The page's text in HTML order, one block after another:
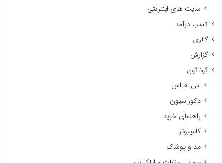
سایت های اینترنتی
کسب درآمد
گالری
گزارش
گوناگون
اس ام اس
دکوراسیون
راهنمای خرید
کامپیوتر
مد و پوشاک